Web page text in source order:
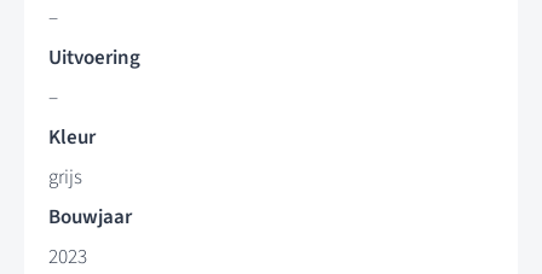
–
Uitvoering
–
Kleur
grijs
Bouwjaar
2023